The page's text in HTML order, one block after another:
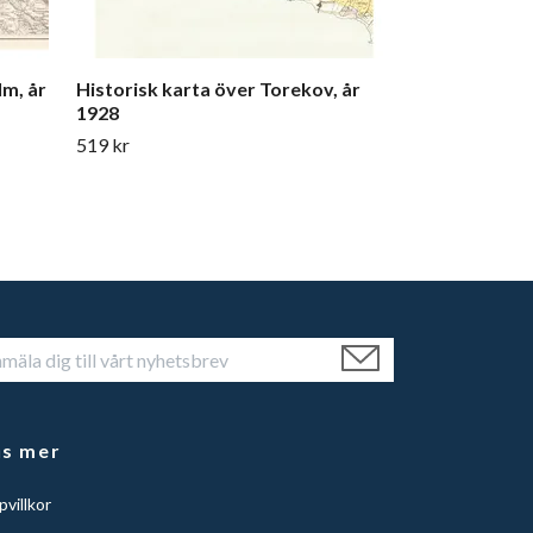
år
Historisk karta över Torekov, år
1928
519 kr
mer